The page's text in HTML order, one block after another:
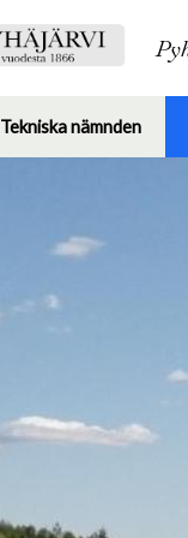
Tekniska nämnden